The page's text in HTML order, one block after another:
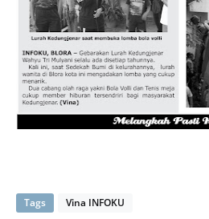
Tags Vina INFOKU